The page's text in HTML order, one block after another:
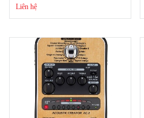
Liên hệ